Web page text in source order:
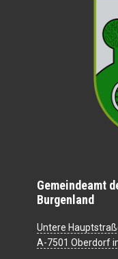
Gemeindeamt
Burgenland
Untere
A-7501 Oberdorf